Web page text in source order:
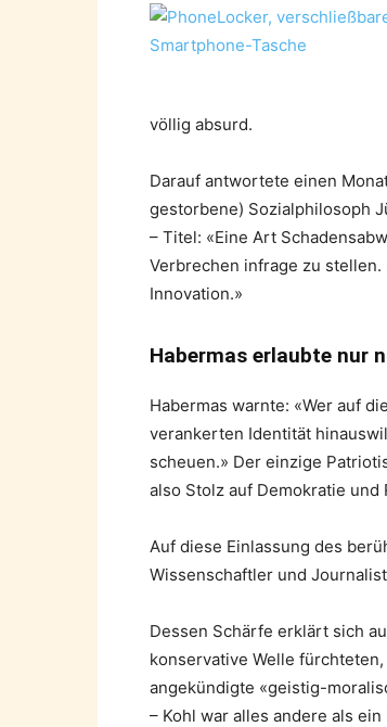
völlig absurd.
Darauf antwortete einen
gestorbene) Sozialphilosoph
– Titel: «Eine Art
Verbrechen infrage zu
Innovation.»
Habermas erlaubte nur
Habermas warnte: «Wer auf
verankerten Identität
scheuen.» Der einzige
also Stolz auf Demokratie und
Auf diese Einlassung des
Wissenschaftler und
Dessen Schärfe erklärt sich
konservative Welle
angekündigte «geistig-
– Kohl war alles andere als